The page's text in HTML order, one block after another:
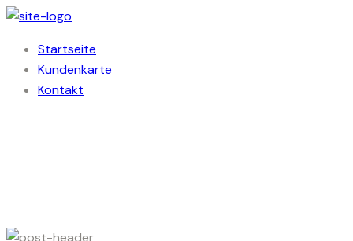
Startseite
Kundenkarte
Kontakt